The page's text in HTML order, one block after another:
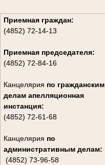
Приемная граждан:
(4852) 72-14-13
Приемная председателя:
(4852) 72-84-16
Канцелярия по гражданским
делам апелляционная
инстанция:
(4852) 72-61-68
Канцелярия по
административным делам:
(4852) 73-96-58